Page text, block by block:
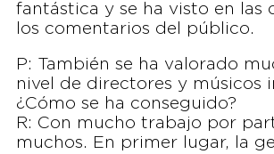
fantástica y se ha visto en las
los comentarios del público.
P: También se ha valorado
nivel de directores y músicos
¿Cómo se ha conseguido?
R: Con mucho trabajo por
muchos. En primer lugar, la